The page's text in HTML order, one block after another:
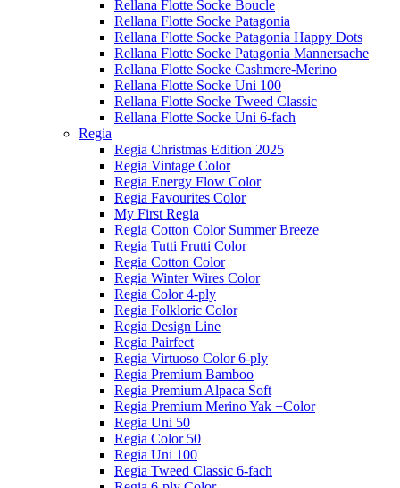
Rellana Flotte Socke Boucle
Rellana Flotte Socke Patagonia
Rellana Flotte Socke Patagonia Happy Dots
Rellana Flotte Socke Patagonia Mannersache
Rellana Flotte Socke Cashmere-Merino
Rellana Flotte Socke Uni 100
Rellana Flotte Socke Tweed Classic
Rellana Flotte Socke Uni 6-fach
Regia
Regia Christmas Edition 2025
Regia Vintage Color
Regia Energy Flow Color
Regia Favourites Color
My First Regia
Regia Cotton Color Summer Breeze
Regia Tutti Frutti Color
Regia Cotton Color
Regia Winter Wires Color
Regia Color 4-ply
Regia Folkloric Color
Regia Design Line
Regia Pairfect
Regia Virtuoso Color 6-ply
Regia Premium Bamboo
Regia Premium Alpaca Soft
Regia Premium Merino Yak +Color
Regia Uni 50
Regia Color 50
Regia Uni 100
Regia Tweed Classic 6-fach